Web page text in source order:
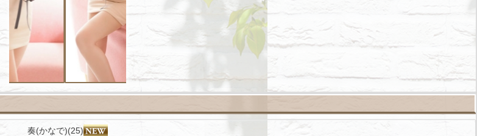
奏(かなで)(25)